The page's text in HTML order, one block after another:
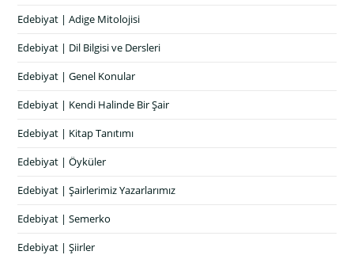
Edebiyat | Adige Mitolojisi
Edebiyat | Dil Bilgisi ve Dersleri
Edebiyat | Genel Konular
Edebiyat | Kendi Halinde Bir Şair
Edebiyat | Kitap Tanıtımı
Edebiyat | Öyküler
Edebiyat | Şairlerimiz Yazarlarımız
Edebiyat | Semerko
Edebiyat | Şiirler